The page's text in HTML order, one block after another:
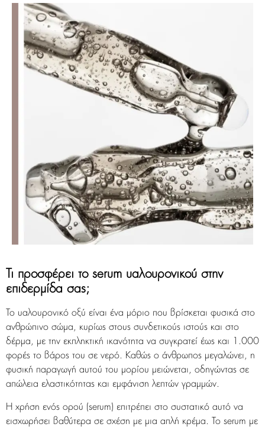
Τι προσφέρει το serum υαλουρονικού στην
επιδερμίδα σας;
Το υαλουρονικό οξύ είναι ένα μόριο που βρίσκεται φυσικά στο
ανθρώπινο σώμα, κυρίως στους συνδετικούς ιστούς και στο
δέρμα, με την εκπληκτική ικανότητα να συγκρατεί έως και 1.000
φορές το βάρος του σε νερό. Καθώς ο άνθρωπος μεγαλώνει, η
φυσική παραγωγή αυτού του μορίου μειώνεται, οδηγώντας σε
απώλεια ελαστικότητας και εμφάνιση λεπτών γραμμών.
Η χρήση ενός ορού (serum) επιτρέπει στο συστατικό αυτό να
εισχωρήσει βαθύτερα σε σχέση με μια απλή κρέμα. Το serum με